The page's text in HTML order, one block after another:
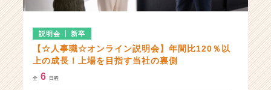
説明会 新卒
【☆人事職☆オンライン説明会】年間比120％以
上の成長！上場を目指す当社の裏側
全 6 日程